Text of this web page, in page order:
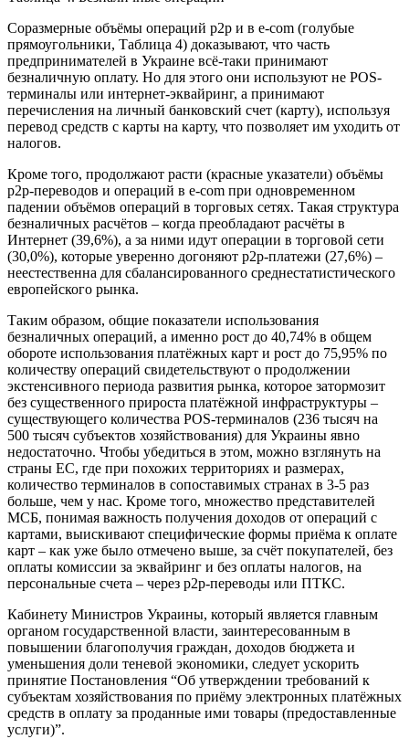
Соразмерные объёмы операций p2p и в e-com (голубые
прямоугольники, Таблица 4) доказывают, что часть
предпринимателей в Украине всё-таки принимают
безналичную оплату. Но для этого они используют не POS-
терминалы или интернет-эквайринг, а принимают
перечисления на личный банковский счет (карту), используя
перевод средств с карты на карту, что позволяет им уходить от
налогов.
Кроме того, продолжают расти (красные указатели) объёмы
p2p-переводов и операций в e-com при одновременном
падении объёмов операций в торговых сетях. Такая структура
безналичных расчётов – когда преобладают расчёты в
Интернет (39,6%), а за ними идут операции в торговой сети
(30,0%), которые уверенно догоняют p2p-платежи (27,6%) –
неестественна для сбалансированного среднестатистического
европейского рынка.
Таким образом, общие показатели использования
безналичных операций, а именно рост до 40,74% в общем
обороте использования платёжных карт и рост до 75,95% по
количеству операций свидетельствуют о продолжении
экстенсивного периода развития рынка, которое затормозит
без существенного прироста платёжной инфраструктуры –
существующего количества POS-терминалов (236 тысяч на
500 тысяч субъектов хозяйствования) для Украины явно
недостаточно. Чтобы убедиться в этом, можно взглянуть на
страны ЕС, где при похожих территориях и размерах,
количество терминалов в сопоставимых странах в 3-5 раз
больше, чем у нас. Кроме того, множество представителей
МСБ, понимая важность получения доходов от операций с
картами, выискивают специфические формы приёма к оплате
карт – как уже было отмечено выше, за счёт покупателей, без
оплаты комиссии за эквайринг и без оплаты налогов, на
персональные счета – через p2p-переводы или ПТКС.
Кабинету Министров Украины, который является главным
органом государственной власти, заинтересованным в
повышении благополучия граждан, доходов бюджета и
уменьшения доли теневой экономики, следует ускорить
принятие Постановления “Об утверждении требований к
субъектам хозяйствования по приёму электронных платёжных
средств в оплату за проданные ими товары (предоставленные
услуги)”.